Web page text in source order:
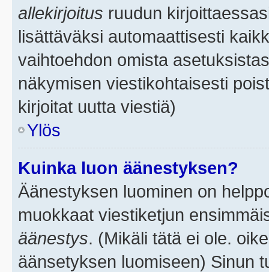
allekirjoitus ruudun
lisättäväksi automaattisesti
vaihtoehdon omista
näkymisen viestikohtaisesti
kirjoitat uutta viestiä)
Ylös
Kuinka luon äänestyksen?
Äänestyksen luominen on
muokkaat viestiketjun
äänestys. (Mikäli tätä ei ole.
äänsetyksen luomiseen) Sinun